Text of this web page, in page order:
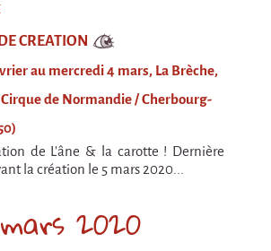
Projet participatif autour de la
autres
CREATION
au mercredi 4 mars, La Brèche,
de Normandie / Cherbourg-
de L'âne & la carotte ! Dernière
la création le 5 mars 2020...
mars 2020